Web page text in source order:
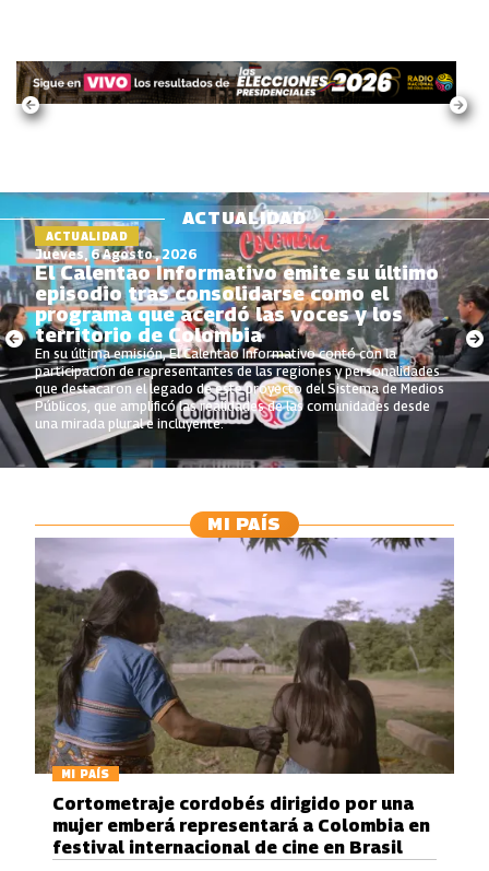
ACTUALIDAD
Jueves, 6 Agosto , 2026
El Calentao Informativo emite su último
episodio tras consolidarse como el
programa que acerdó las voces y los
territorio de Colombia
ACTUALIDAD
En su última emisión, El Calentao Informativo contó con la
participación de representantes de las regiones y personalidades
que destacaron el legado de este proyecto del Sistema de Medios
Públicos, que amplificó las realidades de las comunidades desde
una mirada plural e incluyente.
MI PAÍS
MI PAÍS
Cortometraje cordobés dirigido por una
mujer emberá representará a Colombia en
festival internacional de cine en Brasil